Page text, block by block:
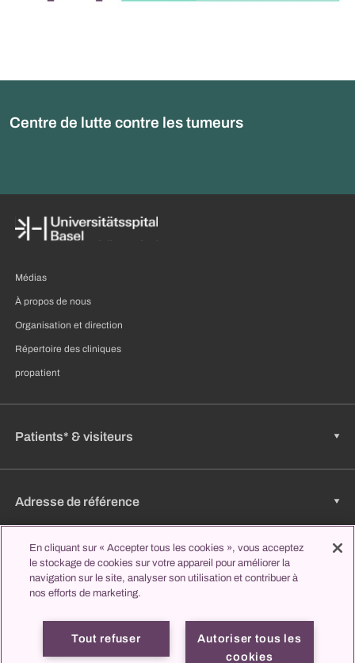
Centre de lutte contre les tumeurs
Médias
À propos de nous
Organisation et direction
Répertoire des cliniques
propatient
Patients* & visiteurs
Adresse de référence
Emplois & carrière
Apprendre et étudier
En cliquant sur « Accepter tous les cookies », vous acceptez
le stockage de cookies sur votre appareil pour améliorer la
navigation sur le site, analyser son utilisation et contribuer à
nos efforts de marketing.
Autoriser tous les
cookies
Tout refuser